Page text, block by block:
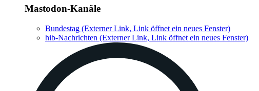
Mastodon-Kanäle
Bundestag (Externer Link, Link öffnet ein neues Fenster)
hib-Nachrichten (Externer Link, Link öffnet ein neues Fenster)